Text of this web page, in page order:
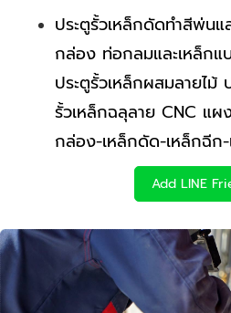
ประตูรั้วเหล็กดัดทำสีพ่น
กล่อง ท่อกลมและเหล็กแ
ประตูรั้วเหล็กผสมลายไม้
รั้วเหล็กฉลุลาย CNC แผ
กล่อง-เหล็กดัด-เหล็กฉีก
Add LINE